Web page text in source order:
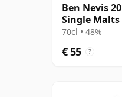
Ben Nevis
Single
Small Batch
70cl • 48%
€ 55 ?